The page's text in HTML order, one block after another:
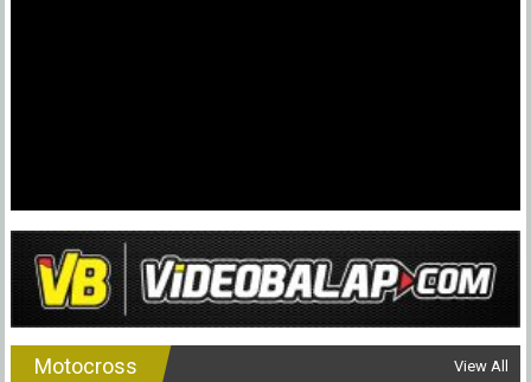
Motocross View All